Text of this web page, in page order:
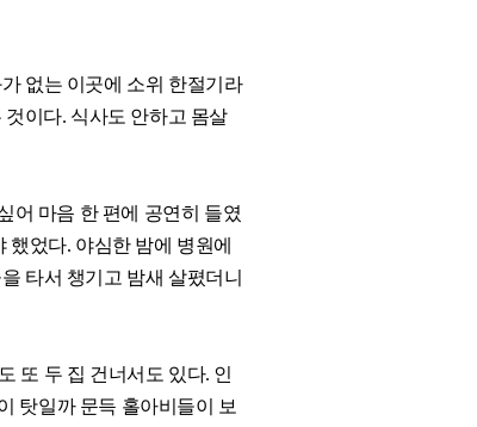
없는 이곳에 소위 한절기라
이다. 식사도 안하고 몸살
어 마음 한 편에 공연히 들였
었다. 야심한 밤에 병원에
타서 챙기고 밤새 살폈더니
또 두 집 건너서도 있다. 인
탓일까 문득 홀아비들이 보